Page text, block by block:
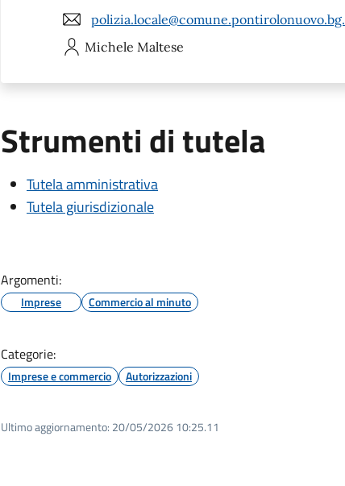
Michele Maltese
Strumenti di tutela
Tutela amministrativa
Tutela giurisdizionale
Argomenti:
Imprese Commercio al minuto
Categorie:
Imprese e commercio Autorizzazioni
Ultimo aggiornamento: 20/05/2026 10:25.11